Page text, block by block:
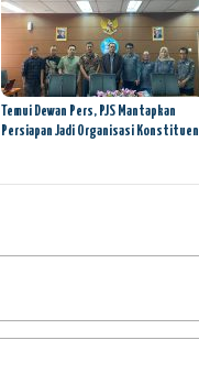
Temui Dewan Pers, PJS Mantapkan
Persiapan Jadi Organisasi Konstituen